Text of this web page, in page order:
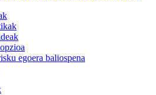
egoera baliospena